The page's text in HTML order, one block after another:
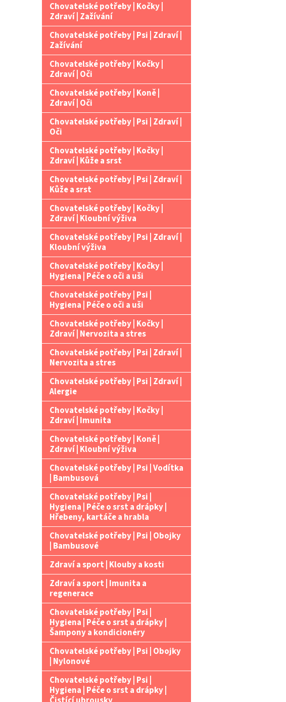
Chovatelské potřeby | Kočky |
Zdraví | Zažívání
Chovatelské potřeby | Psi | Zdraví |
Zažívání
Chovatelské potřeby | Kočky |
Zdraví | Oči
Chovatelské potřeby | Koně |
Zdraví | Oči
Chovatelské potřeby | Psi | Zdraví |
Oči
Chovatelské potřeby | Kočky |
Zdraví | Kůže a srst
Chovatelské potřeby | Psi | Zdraví |
Kůže a srst
Chovatelské potřeby | Kočky |
Zdraví | Kloubní výživa
Chovatelské potřeby | Psi | Zdraví |
Kloubní výživa
Chovatelské potřeby | Kočky |
Hygiena | Péče o oči a uši
Chovatelské potřeby | Psi |
Hygiena | Péče o oči a uši
Chovatelské potřeby | Kočky |
Zdraví | Nervozita a stres
Chovatelské potřeby | Psi | Zdraví |
Nervozita a stres
Chovatelské potřeby | Psi | Zdraví |
Alergie
Chovatelské potřeby | Kočky |
Zdraví | Imunita
Chovatelské potřeby | Koně |
Zdraví | Kloubní výživa
Chovatelské potřeby | Psi | Vodítka
| Bambusová
Chovatelské potřeby | Psi |
Hygiena | Péče o srst a drápky |
Hřebeny, kartáče a hrabla
Chovatelské potřeby | Psi | Obojky
| Bambusové
Zdraví a sport | Klouby a kosti
Zdraví a sport | Imunita a
regenerace
Chovatelské potřeby | Psi |
Hygiena | Péče o srst a drápky |
Šampony a kondicionéry
Chovatelské potřeby | Psi | Obojky
| Nylonové
Chovatelské potřeby | Psi |
Hygiena | Péče o srst a drápky |